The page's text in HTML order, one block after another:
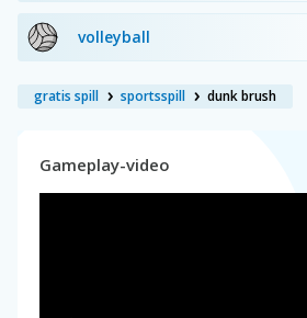
volleyball
gratis spill sportsspill dunk brush
Gameplay-video